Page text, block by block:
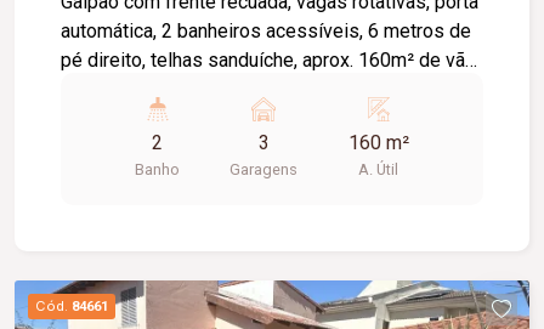
automática, 2 banheiros acessíveis, 6 metros de
pé direito, telhas sanduíche, aprox. 160m² de vão
2
Banho
3
Garagens
160 m²
A. Útil
Cód. 84661